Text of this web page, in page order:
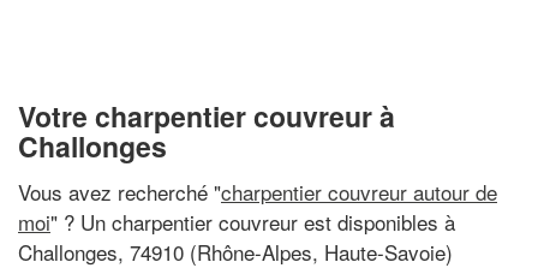
Votre charpentier couvreur à
Challonges
Vous avez recherché "charpentier couvreur autour de
moi" ? Un charpentier couvreur est disponibles à
Challonges, 74910 (Rhône-Alpes, Haute-Savoie)